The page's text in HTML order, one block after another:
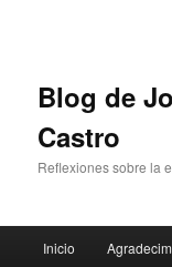
Blog de
Castro
Reflexiones sobre la
Ir al contenido
Ir al contenido
Inicio